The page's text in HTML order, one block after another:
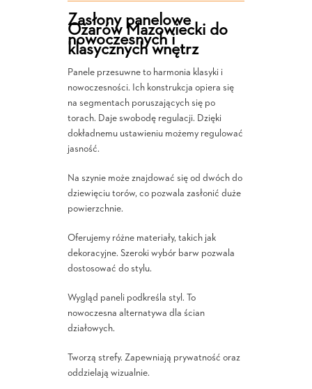
Zasłony panelowe
Ożarów Mazowiecki do
nowoczesnych i
klasycznych wnętrz
Panele przesuwne to harmonia klasyki i
nowoczesności. Ich konstrukcja opiera się
na segmentach poruszających się po
torach. Daje swobodę regulacji. Dzięki
dokładnemu ustawieniu możemy regulować
jasność.
Na szynie może znajdować się od dwóch do
dziewięciu torów, co pozwala zasłonić duże
powierzchnie.
Oferujemy różne materiały, takich jak
dekoracyjne. Szeroki wybór barw pozwala
dostosować do stylu.
Wygląd paneli podkreśla styl. To
nowoczesna alternatywa dla ścian
działowych.
Tworzą strefy. Zapewniają prywatność oraz
oddzielają wizualnie.